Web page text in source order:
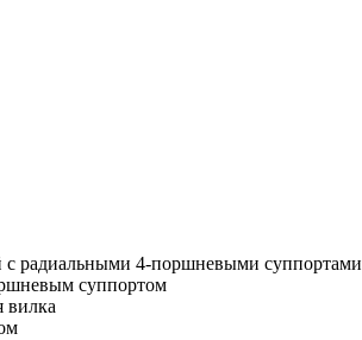
с радиальными 4-поршневыми суппортами
суппортом
вилка